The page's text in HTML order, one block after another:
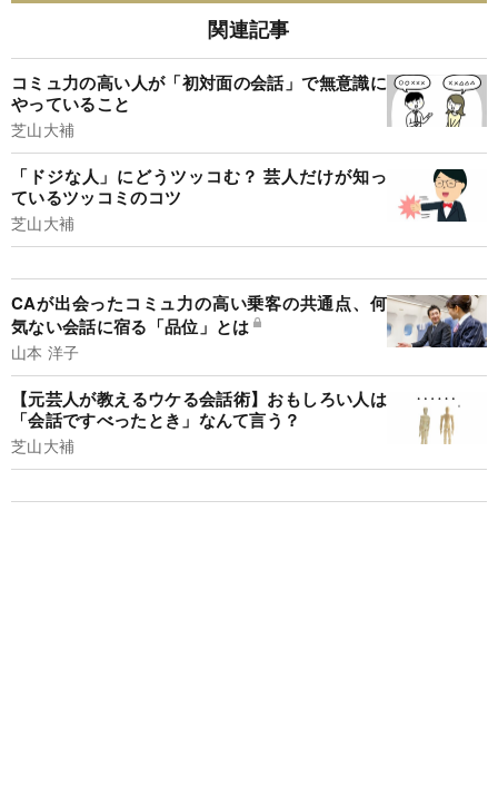
関連記事
コミュ力の高い人が「初対面の会話」で無意識に
やっていること
芝山大補
「ドジな人」にどうツッコむ？ 芸人だけが知っ
ているツッコミのコツ
芝山大補
CAが出会ったコミュ力の高い乗客の共通点、何
気ない会話に宿る「品位」とは
山本 洋子
【元芸人が教えるウケる会話術】おもしろい人は
「会話ですべったとき」なんて言う？
芝山大補